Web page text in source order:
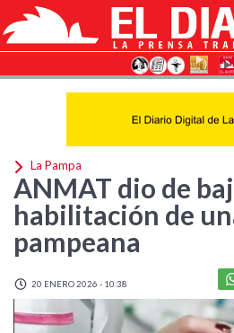
La Pampa
ANMAT dio de
habilitación de
pampeana
20 ENERO 2026 - 10:38